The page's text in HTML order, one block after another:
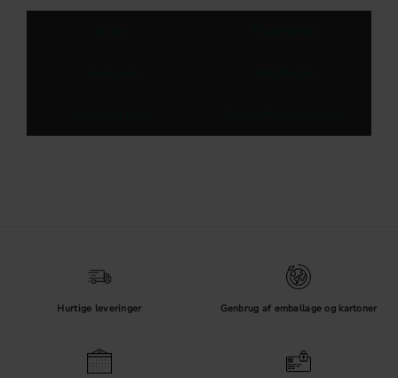
Hurtige leveringer Genbrug af emballage og kartoner